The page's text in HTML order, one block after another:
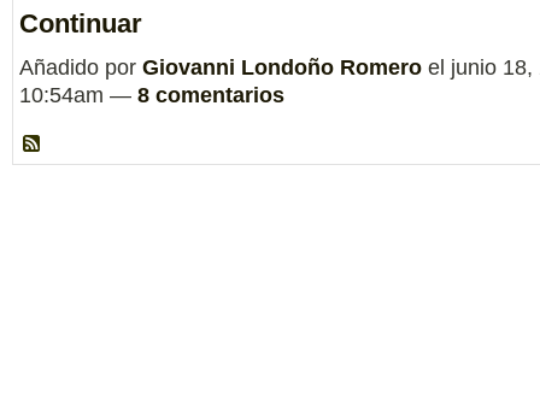
Continuar
Añadido por Giovanni Londoño Romero el junio 18,
10:54am — 8 comentarios